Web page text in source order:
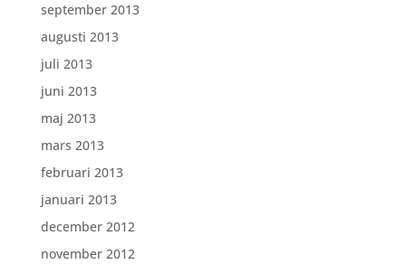
september 2013
augusti 2013
juli 2013
juni 2013
maj 2013
mars 2013
februari 2013
januari 2013
december 2012
november 2012